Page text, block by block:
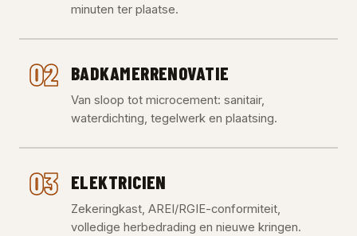
minuten ter plaatse.
02 BADKAMERRENOVATIE
Van sloop tot microcement: sanitair,
waterdichting, tegelwerk en plaatsing.
03 ELEKTRICIEN
Zekeringkast, AREI/RGIE-conformiteit,
volledige herbedrading en nieuwe kringen.